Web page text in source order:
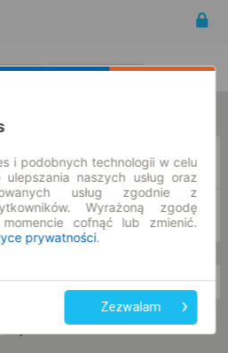
-- : --
i podobnych technologii w celu
ulepszania naszych usług oraz
usług zgodnie z
Wyrażoną zgodę
cofnąć lub zmienić.
prywatności.
Zezwalam